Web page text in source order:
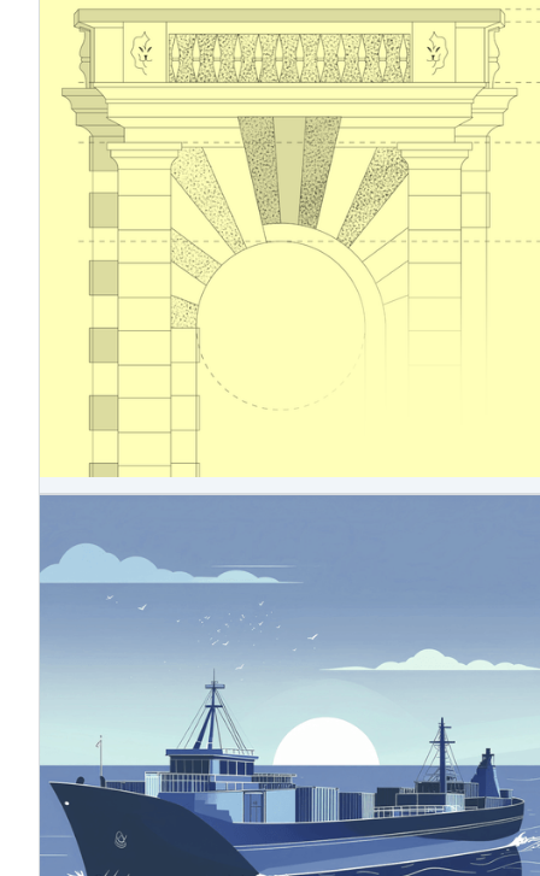
Omnibus-Arbeit in Arbeit – ein Blick auf
die neuen vereinfachten Standards für
die Nachhaltigkeitsberichterstattung
Im Dezember 2025 legte die EFRAG der Europäischen
Kommission ihren Entwurf für vereinfachte europäische
Nachhaltigkeitsberichtsstandards (ESRS) als technische
Empfehlung vor. Es wird erwartet, dass die Kommission
die vorgeschlagenen Änderungen in der ersten Hälfte
des Jahres 2026 durch einen delegierten Rechtsakt
verabschiedet. Die überarbeiteten
Nachhaltigkeitsberichtsstandards sollen die Berichtslast
für Unternehmen verringern, indem sie mehr Flexibilität
bei der CSRD-Berichterstattung einführen und
gleichzeitig die Kernziele des EU-Green Deal
beibehalten. Der Inhalt der überarbeiteten ESRS wurde
durch umfangreiche Konsultationen und Beratungen mit
mehr als 700 Interessengruppen, darunter Ersteller,
Kohlenstoff-
Grenzausgleichsmechanismus (CBAM)
Der Mechanismus zur Anpassung der
Kohlenstoffgrenzwerte (Carbon Border Adjustment
Mechanism, CBAM) ist ein EU-Instrument, das die
Verlagerung von Emissionen in Länder außerhalb der EU
verhindern soll. Carbon Leakage bedeutet, dass
Unternehmen, die in der EU tätig sind, ihre
kohlenstoffintensive Produktion in Länder verlagern,
deren Klimapolitik lockerer ist als die der EU, oder dass
in der EU hergestellte Produkte durch importierte
Produkte mit einem größeren Kohlenstoff-Fußabdruck
ersetzt werden.